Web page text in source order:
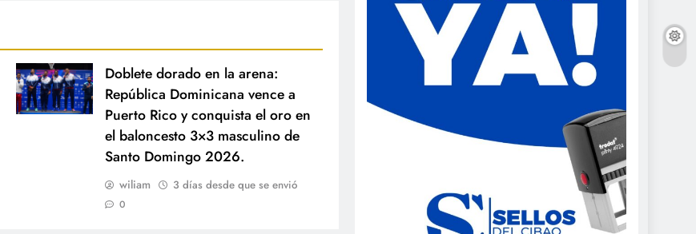
Doblete dorado en la arena:
República Dominicana vence a
Puerto Rico y conquista el oro en
el baloncesto 3×3 masculino de
Santo Domingo 2026.
wiliam 3 días desde que se envió
0